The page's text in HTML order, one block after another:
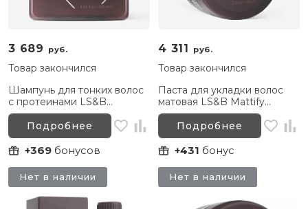
3 689 руб.
Товар закончился
Шампунь для тонких волос
с протеинами LS&B
Reconstruct Protein
Shampoo, 250 мл
Подробнее
+369 бонусов
4 311 руб.
Товар закончился
Паста для укладки волос
матовая LS&B Mattify
Shaping Paste, 100 г
Подробнее
+431 бонус
Нет в наличии Нет в наличии